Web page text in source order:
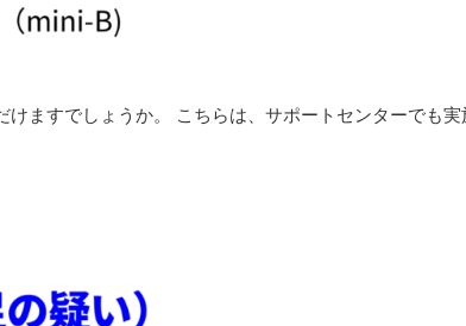
ますでしょうか。 こちらは、サポートセンターでも実